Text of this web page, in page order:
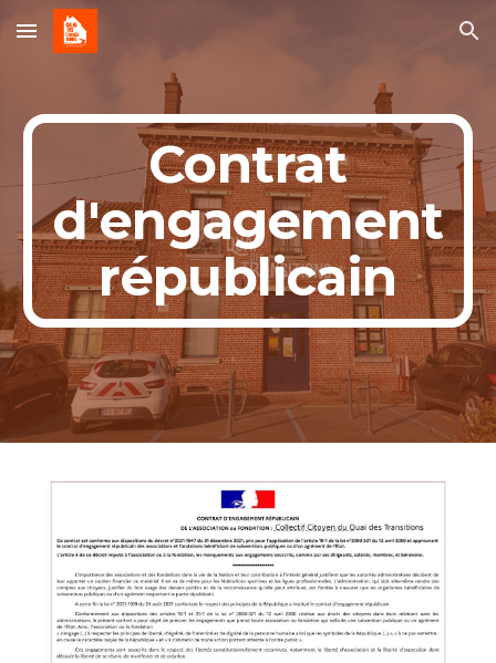
Skip to main content Skip to navigation
Contrat
d'engagement
républicain